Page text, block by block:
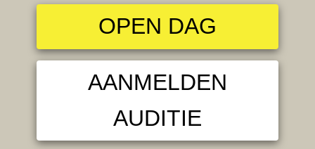
OPEN DAG
AANMELDEN
AUDITIE